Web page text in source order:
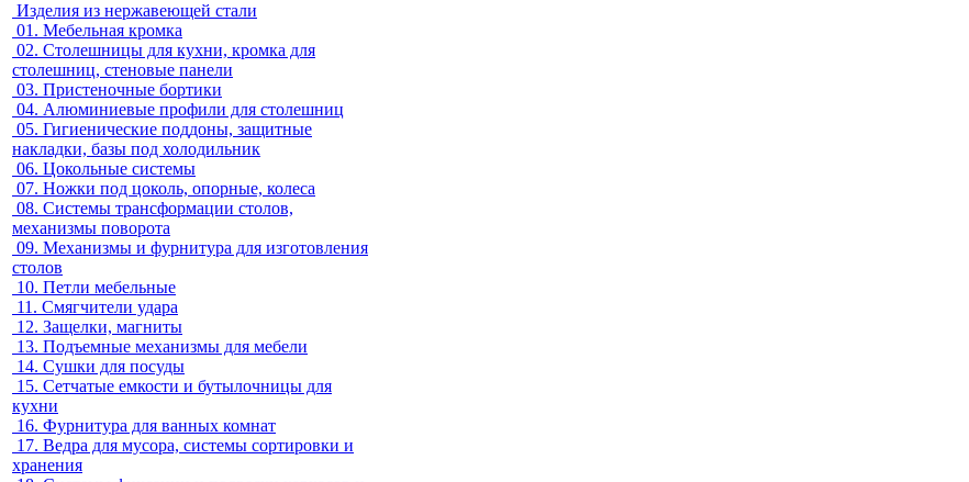
Изделия из нержавеющей стали
01. Мебельная кромка
02. Столешницы для кухни, кромка для
столешниц, стеновые панели
03. Пристеночные бортики
04. Алюминиевые профили для столешниц
05. Гигиенические поддоны, защитные
накладки, базы под холодильник
06. Цокольные системы
07. Ножки под цоколь, опорные, колеса
08. Системы трансформации столов,
механизмы поворота
09. Механизмы и фурнитура для изготовления
столов
10. Петли мебельные
11. Смягчители удара
12. Защелки, магниты
13. Подъемные механизмы для мебели
14. Сушки для посуды
15. Сетчатые емкости и бутылочницы для
кухни
16. Фурнитура для ванных комнат
17. Ведра для мусора, системы сортировки и
хранения